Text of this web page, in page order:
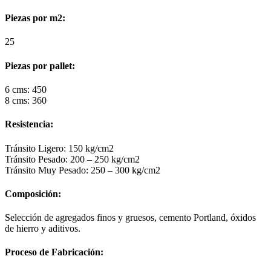
Piezas por m2:
25
Piezas por pallet:
6 cms: 450
8 cms: 360
Resistencia:
Tránsito Ligero: 150 kg/cm2
Tránsito Pesado: 200 – 250 kg/cm2
Tránsito Muy Pesado: 250 – 300 kg/cm2
Composición:
Selección de agregados finos y gruesos, cemento Portland, óxidos
de hierro y aditivos.
Proceso de Fabricación: